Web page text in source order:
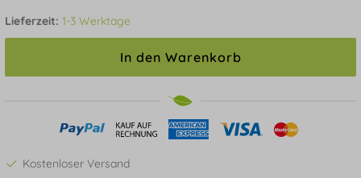
Lieferzeit: 1-3 Werktage
In den Warenkorb
Kostenloser Versand